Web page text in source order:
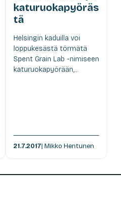
katuruokapyöräs
tä
Helsingin kaduilla voi
loppukesästä törmätä
Spent Grain Lab -nimiseen
katuruokapyörään,...
21.7.2017| Mikko Hentunen